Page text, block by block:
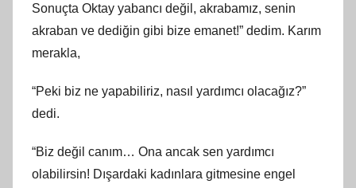
Sonuçta Oktay yabancı değil, akrabamız, senin
akraban ve dediğin gibi bize emanet!” dedim. Karım
merakla,
“Peki biz ne yapabiliriz, nasıl yardımcı olacağız?”
dedi.
“Biz değil canım… Ona ancak sen yardımcı
olabilirsin! Dışardaki kadınlara gitmesine engel